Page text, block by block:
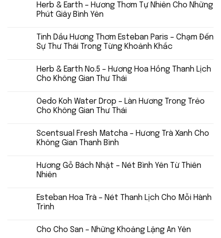
Herb & Earth – Hương Thơm Tự Nhiên Cho Những
Phút Giây Bình Yên
Tinh Dầu Hương Thơm Esteban Paris – Chạm Đến
Sự Thư Thái Trong Từng Khoảnh Khắc
Herb & Earth No.5 – Hương Hoa Hồng Thanh Lịch
Cho Không Gian Thư Thái
Oedo Koh Water Drop – Làn Hương Trong Trẻo
Cho Không Gian Thư Thái
Scentsual Fresh Matcha – Hương Trà Xanh Cho
Không Gian Thanh Bình
Hương Gỗ Bách Nhật – Nét Bình Yên Từ Thiên
Nhiên
Esteban Hoa Trà – Nét Thanh Lịch Cho Mỗi Hành
Trình
Cho Cho San – Những Khoảng Lặng An Yên